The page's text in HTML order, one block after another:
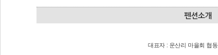
대표자 : 운산리 마을회 협